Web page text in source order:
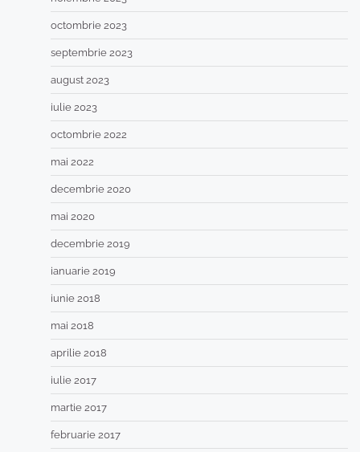
octombrie 2023
septembrie 2023
august 2023
iulie 2023
octombrie 2022
mai 2022
decembrie 2020
mai 2020
decembrie 2019
ianuarie 2019
iunie 2018
mai 2018
aprilie 2018
iulie 2017
martie 2017
februarie 2017